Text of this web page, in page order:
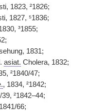
1823, ²1826;
1827, ⁵1836;
³1855;
1831;
asiat. Cholera, 1832;
²1840/47;
, 1834, ²1842;
39, ²1842–44;
66;